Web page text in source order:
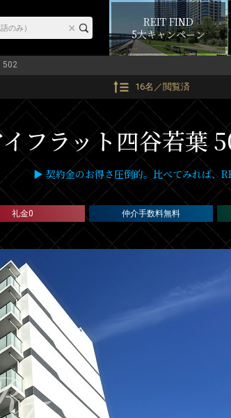
REIT FIND
5大キャンペーン
502
16名／閲覧済
イフラット四谷若葉
▶ 契約金のお得さ圧倒的。比べてみれば、
礼金0 仲介手数料無料